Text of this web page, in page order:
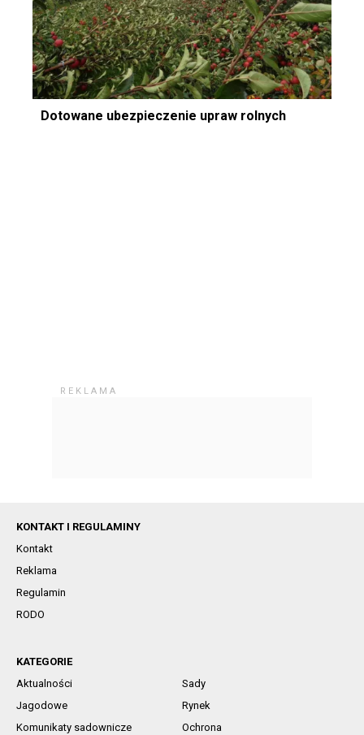
Dotowane ubezpieczenie upraw rolnych
KONTAKT I REGULAMINY
Kontakt
Reklama
Regulamin
RODO
KATEGORIE
Aktualności
Sady
Jagodowe
Rynek
Komunikaty sadownicze
Ochrona